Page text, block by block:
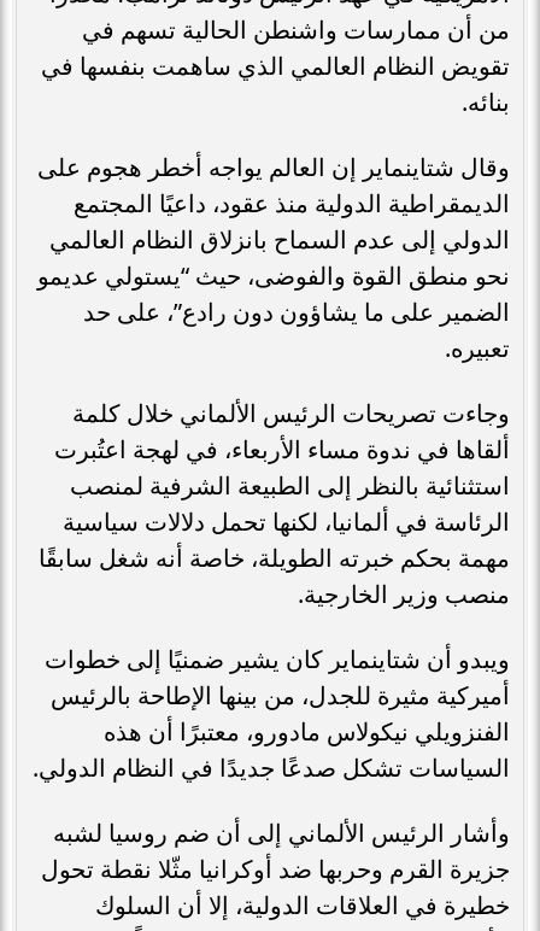
من أن ممارسات واشنطن الحالية تسهم في
تقويض النظام العالمي الذي ساهمت بنفسها في
بنائه.
وقال شتاينماير إن العالم يواجه أخطر هجوم على
الديمقراطية الدولية منذ عقود، داعيًا المجتمع
الدولي إلى عدم السماح بانزلاق النظام العالمي
نحو منطق القوة والفوضى، حيث “يستولي عديمو
الضمير على ما يشاؤون دون رادع”، على حد
تعبيره.
وجاءت تصريحات الرئيس الألماني خلال كلمة
ألقاها في ندوة مساء الأربعاء، في لهجة اعتُبرت
استثنائية بالنظر إلى الطبيعة الشرفية لمنصب
الرئاسة في ألمانيا، لكنها تحمل دلالات سياسية
مهمة بحكم خبرته الطويلة، خاصة أنه شغل سابقًا
منصب وزير الخارجية.
ويبدو أن شتاينماير كان يشير ضمنيًا إلى خطوات
أميركية مثيرة للجدل، من بينها الإطاحة بالرئيس
الفنزويلي نيكولاس مادورو، معتبرًا أن هذه
السياسات تشكل صدعًا جديدًا في النظام الدولي.
وأشار الرئيس الألماني إلى أن ضم روسيا لشبه
جزيرة القرم وحربها ضد أوكرانيا مثّلا نقطة تحول
خطيرة في العلاقات الدولية، إلا أن السلوك